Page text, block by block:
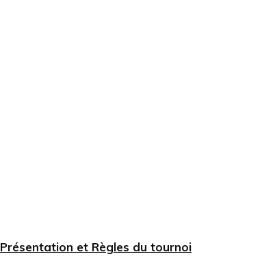
Présentation et Règles du tournoi